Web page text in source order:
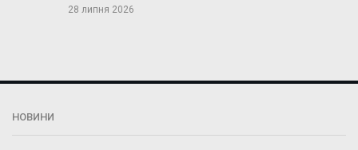
28 липня 2026
НОВИНИ